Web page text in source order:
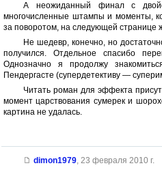
А неожиданный финал с
многочисленные штампы и моменты,
за поворотом, на следующей странице
Не шедевр, конечно, но
получился. Отдельное спасибо
Однозначно я продолжу
Пендергасте (супердетективу —
Читать роман для эффекта
момент царствования сумерек и
картина не удалась.
dimon1979, 23 февраля 2010 г.